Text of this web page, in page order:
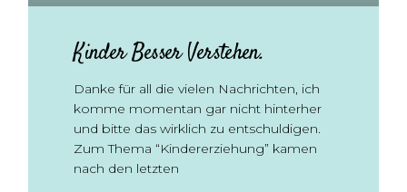
Kinder Besser Verstehen.
Danke für all die vielen Nachrichten, ich
komme momentan gar nicht hinterher
und bitte das wirklich zu entschuldigen.
Zum Thema “Kindererziehung” kamen
nach den letzten